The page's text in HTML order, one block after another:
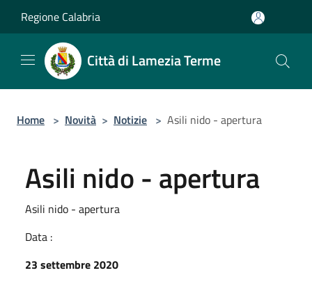
Regione Calabria
Città di Lamezia Terme
Home > Novità > Notizie > Asili nido - apertura
Asili nido - apertura
Asili nido - apertura
Data :
23 settembre 2020